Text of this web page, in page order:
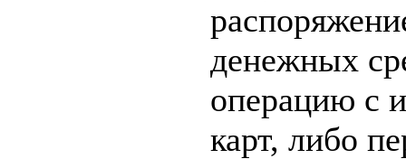
денежных
операцию с
карт, либо